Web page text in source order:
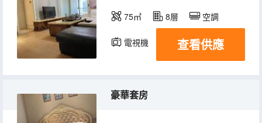
75㎡ 8層 空調
電視機 查看供應
豪華套房